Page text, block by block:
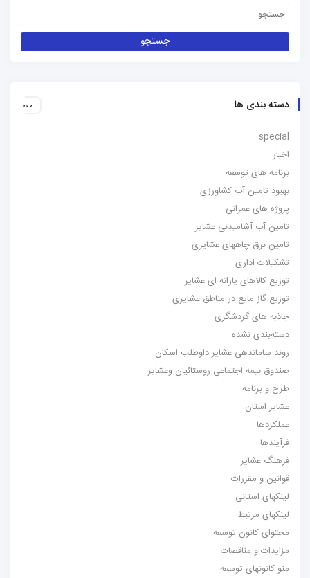
دسته بندی ها
special
اخبار
برنامه های توسعه
بهبود تامین آب کشاورزی
پروژه های عمرانی
تامین آب آشامیدنی عشایر
تامین برق چاههای عشایری
تشکیلات اداری
توزیع کالاهای یارانه ای عشایر
توزیع گاز مایع در مناطق عشایری
جاذبه های گردشگری
دسته‌بندی نشده
روند ساماندهی عشایر داوطلب اسکان
صندوق بیمه اجتماعی روستائیان وعشایر
طرح و برنامه
عشایر استان
عملکردها
فرآیندها
فرهنگ عشایر
قوانین و مقررات
لینکهای استانی
لینکهای مرتبط
محتوای کانون توسعه
مزایدات و مناقصات
منو کانونهای توسعه